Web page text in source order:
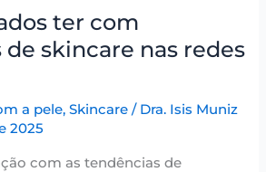
ter com
skincare nas redes
a pele,Skincare / Dra. Isis Muniz
2025
com as tendências de